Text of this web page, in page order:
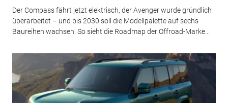
Der Compass fährt jetzt elektrisch, der Avenger wurde gründlich
überarbeitet – und bis 2030 soll die Modellpalette auf sechs
Baureihen wachsen. So sieht die Roadmap der Offroad-Marke...